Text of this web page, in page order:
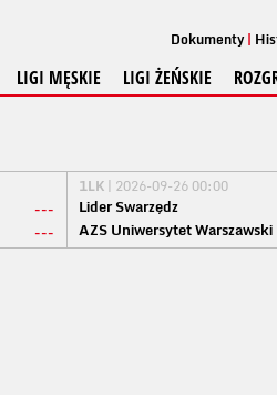
Dokumenty
LIGI MĘSKIE LIGI ŻEŃSKIE
---
---
1LK | 2026-09-26 00:00
Lider Swarzędz
AZS Uniwersytet Warszawski